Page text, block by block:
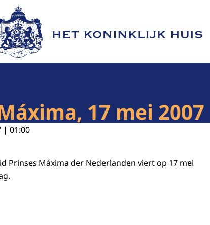
de homepage van Het Koninklijk Huis
17 mei 2007
| 01:00
Prinses Máxima der Nederlanden viert op 17 mei